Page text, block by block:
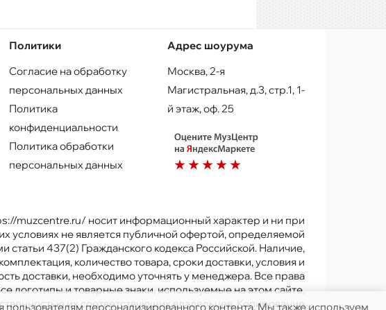
Политики
Согласие на обработку
персональных данных
Политика
конфиденциальности
Политика обработки
персональных данных
Адрес шоурума
Москва, 2-я
Магистральная, д.3, стр.1, 1-
й этаж, оф. 25
muzcentre.ru/ носит информационный характер и ни при
условиях не является публичной офертой, определяемой
статьи 437(2) Гражданского кодекса Российской. Наличие,
количество товара, сроки доставки, условия и
доставки, необходимо уточнять у менеджера. Все права
логотипы и товарные знаки, используемые на этом сайте,
их соответствующих владельцев. Копирование
персонализированного контента. Мы также используем